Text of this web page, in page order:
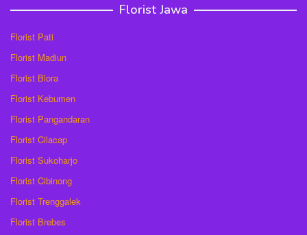
Florist Jawa
Florist Pati
Florist Madiun
Florist Blora
Florist Kebumen
Florist Pangandaran
Florist Cilacap
Florist Sukoharjo
Florist Cibinong
Florist Trenggalek
Florist Brebes